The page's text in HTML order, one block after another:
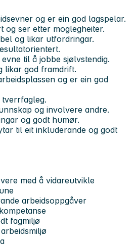
og er ein god lagspelar.
og ser etter moglegheiter.
og likar utfordringar.
til å jobbe sjølvstendig.
likar god framdrift.
og er ein god
tverrfagleg.
og involvere andre.
og godt humør.
til eit inkluderande og godt
med å vidareutvikle
arbeidsoppgåver
fagmiljø